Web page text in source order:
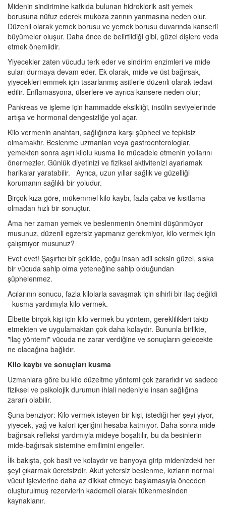
Midenin sindirimine katkıda bulunan hidroklorik asit yemek
borusuna nüfuz ederek mukoza zarının yanmasına neden olur.
Düzenli olarak yemek borusu ve yemek borusu duvarında kanserli
büyümeler oluşur. Daha önce de belirtildiği gibi, güzel dişlere veda
etmek önemlidir.
Yiyecekler zaten vücudu terk eder ve sindirim enzimleri ve mide
suları durmaya devam eder. Ek olarak, mide ve üst bağırsak,
yiyecekleri emmek için tasarlanmış asitlerle düzenli olarak tedavi
edilir. Enflamasyona, ülserlere ve ayrıca kansere neden olur;
Pankreas ve işleme için hammadde eksikliği, insülin seviyelerinde
artışa ve hormonal dengesizliğe yol açar.
Kilo vermenin anahtarı, sağlığınıza karşı şüpheci ve tepkisiz
olmamaktır. Beslenme uzmanları veya gastroenterologlar,
yemekten sonra aşırı kilolu kusma ile mücadele etmenin yollarını
önermezler. Günlük diyetinizi ve fiziksel aktivitenizi ayarlamak
harikalar yaratabilir. Ayrıca, uzun yıllar sağlık ve güzelliği
korumanın sağlıklı bir yoludur.
Birçok kıza göre, mükemmel kilo kaybı, fazla çaba ve kısıtlama
olmadan hızlı bir sonuçtur.
Ama her zaman yemek ve beslenmenin önemini düşünmüyor
musunuz, düzenli egzersiz yapmanız gerekmiyor, kilo vermek için
çalışmıyor musunuz?
Evet evet! Şaşırtıcı bir şekilde, çoğu insan adil seksin güzel, sıska
bir vücuda sahip olma yeteneğine sahip olduğundan
şüphelenmez.
Acılarının sonucu, fazla kilolarla savaşmak için sihirli bir ilaç değildi
- kusma yardımıyla kilo vermek.
Elbette birçok kişi için kilo vermek bu yöntem, gereklilikleri takip
etmekten ve uygulamaktan çok daha kolaydır. Bununla birlikte,
"ilaç yöntemi" vücuda ne zarar verdiğine ve sonuçların gelecekte
ne olacağına bağlıdır.
Kilo kaybı ve sonuçları kusma
Uzmanlara göre bu kilo düzeltme yöntemi çok zararlıdır ve sadece
fiziksel ve psikolojik durumun ihlali nedeniyle insan sağlığına
zararlı olabilir.
Şuna benziyor: Kilo vermek isteyen bir kişi, istediği her şeyi yiyor,
yiyecek, yağ ve kalori içeriğini hesaba katmıyor. Daha sonra mide-
bağırsak refleksi yardımıyla mideye boşaltılır, bu da besinlerin
mide-bağırsak sistemine emilimini engeller.
İlk bakışta, çok basit ve kolaydır ve banyoya girip midenizdeki her
şeyi çıkarmak ücretsizdir. Akut yetersiz beslenme, kızların normal
vücut işlevlerine daha az dikkat etmeye başlamasıyla önceden
oluşturulmuş rezervlerin kademeli olarak tükenmesinden
kaynaklanır.